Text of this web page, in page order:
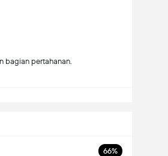
bagian pertahanan.
66%